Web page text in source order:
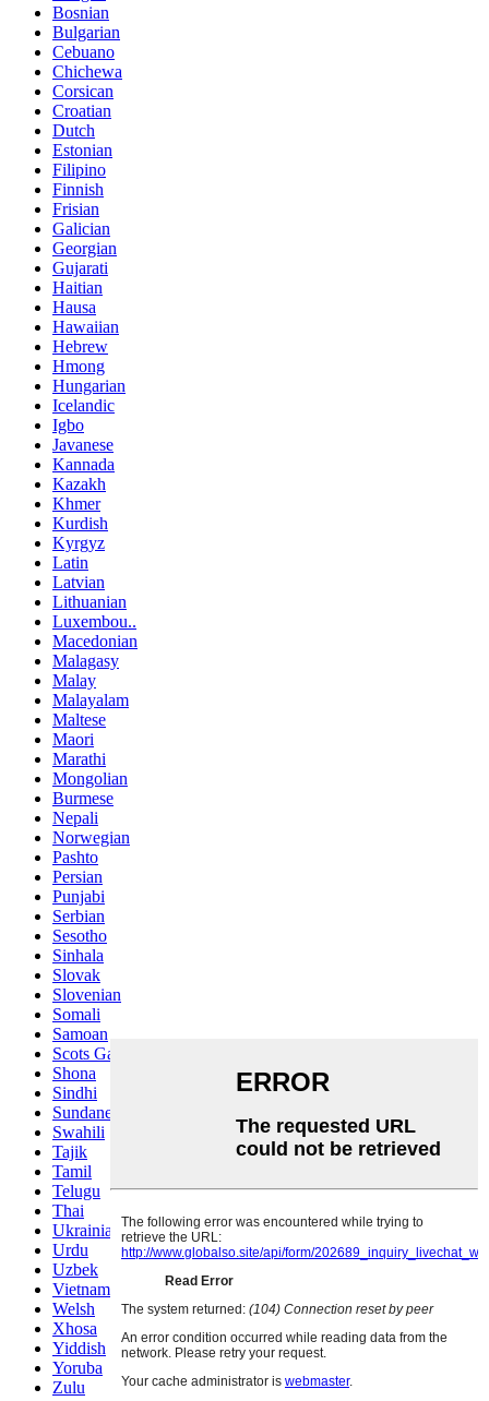
Bosnian
Bulgarian
Cebuano
Chichewa
Corsican
Croatian
Dutch
Estonian
Filipino
Finnish
Frisian
Galician
Georgian
Gujarati
Haitian
Hausa
Hawaiian
Hebrew
Hmong
Hungarian
Icelandic
Igbo
Javanese
Kannada
Kazakh
Khmer
Kurdish
Kyrgyz
Latin
Latvian
Lithuanian
Luxembou..
Macedonian
Malagasy
Malay
Malayalam
Maltese
Maori
Marathi
Mongolian
Burmese
Nepali
Norwegian
Pashto
Persian
Punjabi
Serbian
Sesotho
Sinhala
Slovak
Slovenian
Somali
Samoan
Scots Gaelic
Shona
Sindhi
Sundanese
Swahili
Tajik
Tamil
Telugu
Thai
Ukrainian
Urdu
Uzbek
Vietnamese
Welsh
Xhosa
Yiddish
Yoruba
Zulu